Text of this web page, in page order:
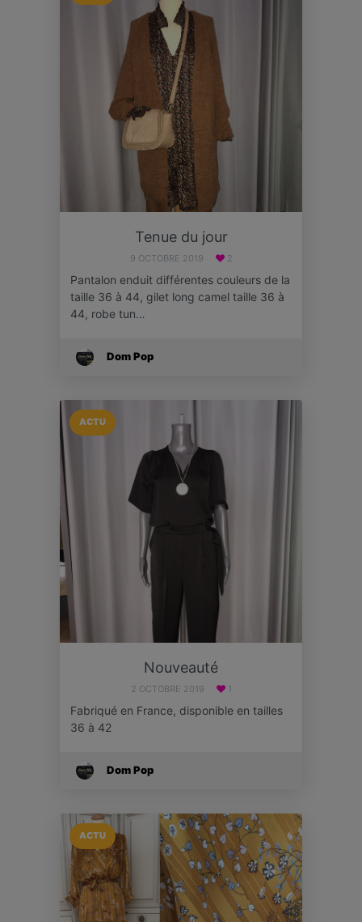
Tenue du jour
9 OCTOBRE 2019 2
Pantalon enduit différentes couleurs de la
taille 36 à 44, gilet long camel taille 36 à
44, robe tun…
Dom Pop
ACTU
Nouveauté
2 OCTOBRE 2019 1
Fabriqué en France, disponible en tailles
36 à 42
Dom Pop
ACTU